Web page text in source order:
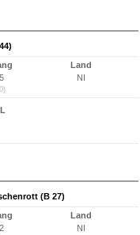
Land
NI
(B 27)
Land
NI